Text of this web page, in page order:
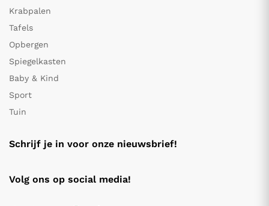
Krabpalen
Tafels
Opbergen
Spiegelkasten
Baby & Kind
Sport
Tuin
Schrijf je in voor onze nieuwsbrief!
Volg ons op social media!